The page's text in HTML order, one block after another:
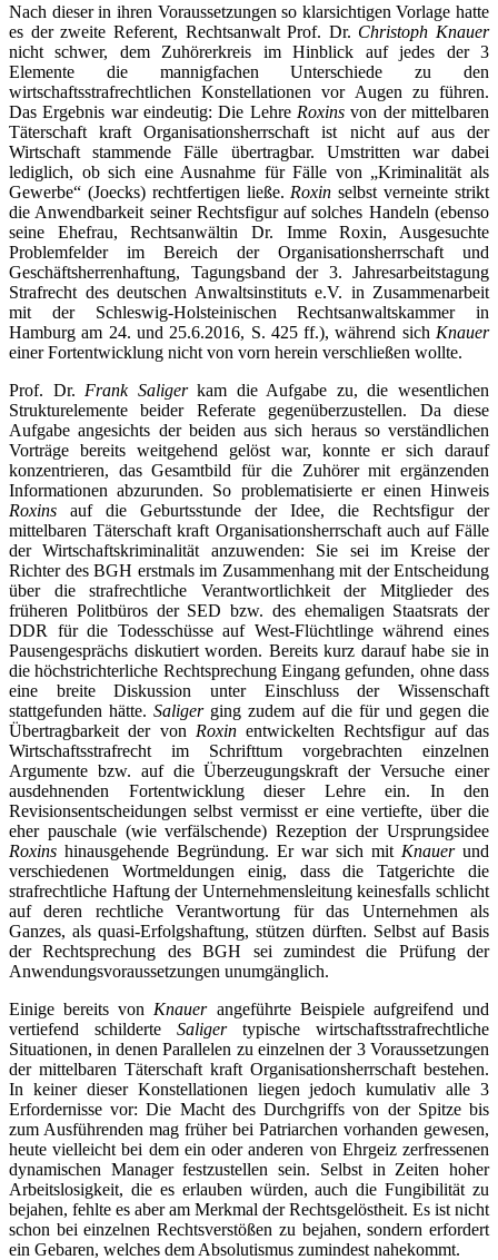
Nach dieser in ihren Voraussetzungen so klarsichtigen Vorlage hatte
es der zweite Referent, Rechtsanwalt Prof. Dr. Christoph Knauer
nicht schwer, dem Zuhörerkreis im Hinblick auf jedes der 3
Elemente die mannigfachen Unterschiede zu den
wirtschaftsstrafrechtlichen Konstellationen vor Augen zu führen.
Das Ergebnis war eindeutig: Die Lehre Roxins von der mittelbaren
Täterschaft kraft Organisationsherrschaft ist nicht auf aus der
Wirtschaft stammende Fälle übertragbar. Umstritten war dabei
lediglich, ob sich eine Ausnahme für Fälle von „Kriminalität als
Gewerbe“ (Joecks) rechtfertigen ließe. Roxin selbst verneinte strikt
die Anwendbarkeit seiner Rechtsfigur auf solches Handeln (ebenso
seine Ehefrau, Rechtsanwältin Dr. Imme Roxin, Ausgesuchte
Problemfelder im Bereich der Organisationsherrschaft und
Geschäftsherrenhaftung, Tagungsband der 3. Jahresarbeitstagung
Strafrecht des deutschen Anwaltsinstituts e.V. in Zusammenarbeit
mit der Schleswig-Holsteinischen Rechtsanwaltskammer in
Hamburg am 24. und 25.6.2016, S. 425 ff.), während sich Knauer
einer Fortentwicklung nicht von vorn herein verschließen wollte.
Prof. Dr. Frank Saligerkam die Aufgabe zu, die wesentlichen
Strukturelemente beider Referate gegenüberzustellen. Da diese
Aufgabe angesichts der beiden aus sich heraus so verständlichen
Vorträge bereits weitgehend gelöst war, konnte er sich darauf
konzentrieren, das Gesamtbild für die Zuhörer mit ergänzenden
Informationen abzurunden. So problematisierte er einen Hinweis
Roxins auf die Geburtsstunde der Idee, die Rechtsfigur der
mittelbaren Täterschaft kraft Organisationsherrschaft auch auf Fälle
der Wirtschaftskriminalität anzuwenden: Sie sei im Kreise der
Richter des BGH erstmals im Zusammenhang mit der Entscheidung
über die strafrechtliche Verantwortlichkeit der Mitglieder des
früheren Politbüros der SED bzw. des ehemaligen Staatsrats der
DDR für die Todesschüsse auf West-Flüchtlinge während eines
Pausengesprächs diskutiert worden. Bereits kurz darauf habe sie in
die höchstrichterliche Rechtsprechung Eingang gefunden, ohne dass
eine breite Diskussion unter Einschluss der Wissenschaft
stattgefunden hätte.Saliger ging zudem auf die für und gegen die
Übertragbarkeit der von Roxinentwickelten Rechtsfigur auf das
Wirtschaftsstrafrecht im Schrifttum vorgebrachten einzelnen
Argumente bzw. auf die Überzeugungskraft der Versuche einer
ausdehnenden Fortentwicklung dieser Lehre ein. In den
Revisionsentscheidungen selbst vermisst er eine vertiefte, über die
eher pauschale (wie verfälschende) Rezeption der Ursprungsidee
Roxins hinausgehende Begründung. Er war sich mit Knauerund
verschiedenen Wortmeldungen einig, dass die Tatgerichte die
strafrechtliche Haftung der Unternehmensleitung keinesfalls schlicht
auf deren rechtliche Verantwortung für das Unternehmen als
Ganzes, als quasi-Erfolgshaftung, stützen dürften. Selbst auf Basis
der Rechtsprechung des BGH sei zumindest die Prüfung der
Anwendungsvoraussetzungen unumgänglich.
Einige bereits von Knauerangeführte Beispiele aufgreifend und
vertiefend schilderte Saligertypische wirtschaftsstrafrechtliche
Situationen, in denen Parallelen zu einzelnen der 3 Voraussetzungen
der mittelbaren Täterschaft kraft Organisationsherrschaft bestehen.
In keiner dieser Konstellationen liegen jedoch kumulativ alle 3
Erfordernisse vor: Die Macht des Durchgriffs von der Spitze bis
zum Ausführenden mag früher bei Patriarchen vorhanden gewesen,
heute vielleicht bei dem ein oder anderen von Ehrgeiz zerfressenen
dynamischen Manager festzustellen sein. Selbst in Zeiten hoher
Arbeitslosigkeit, die es erlauben würden, auch die Fungibilität zu
bejahen, fehlte es aber am Merkmal der Rechtsgelöstheit. Es ist nicht
schon bei einzelnen Rechtsverstößen zu bejahen, sondern erfordert
ein Gebaren, welches dem Absolutismus zumindest nahekommt.